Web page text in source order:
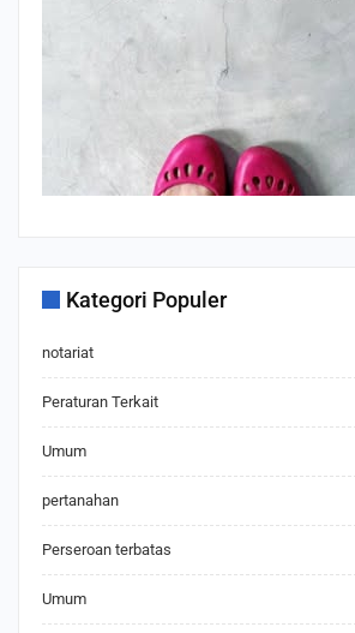
Kategori Populer
notariat
Peraturan Terkait
Umum
pertanahan
Perseroan terbatas
Umum